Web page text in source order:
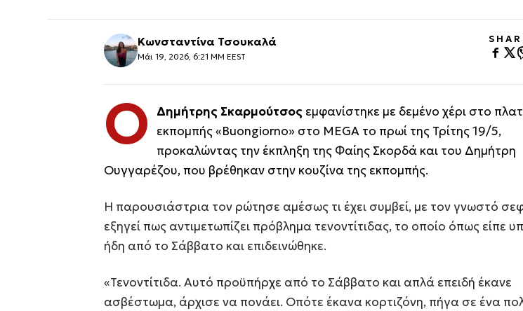
Κωνσταντίνα Τσουκαλά
Μάι 19, 2026, 6:21 ΜΜ EEST
Ο Δημήτρης Σκαρμούτσος εμφανίστηκε με δεμένο χέρι στο
εκπομπής «Buongiorno» στο MEGA το πρωί της Τρίτης 19/5,
προκαλώντας την έκπληξη της Φαίης Σκορδά και του Δημήτρη
Ουγγαρέζου, που βρέθηκαν στην κουζίνα της εκπομπής.
Η παρουσιάστρια τον ρώτησε αμέσως τι έχει συμβεί, με τον γνωστό
εξηγεί πως αντιμετωπίζει πρόβλημα τενοντίτιδας, το οποίο όπως είπε
ήδη από το Σάββατο και επιδεινώθηκε.
«Τενοντίτιδα. Αυτό προϋπήρχε από το Σάββατο και απλά επειδή έκανε
ασβέστωμα, άρχισε να πονάει. Οπότε έκανα κορτιζόνη, πήγα σε ένα